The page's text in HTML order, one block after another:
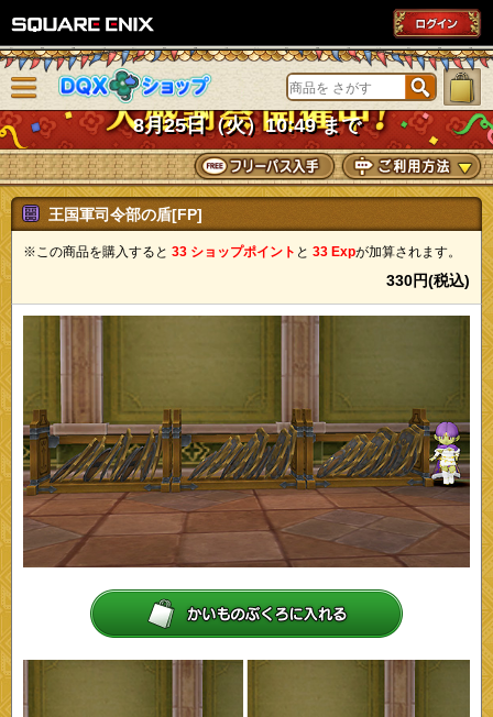
DQXショップ
8月25日（火）10:49 まで
ニューを閉じる
王国軍司令部の盾[FP]
※この商品を購入すると 33 ショップポイント と 33 Expが加算されます。
330円(税込)